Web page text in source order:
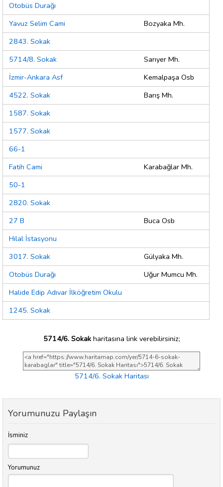
Otobüs Durağı
Yavuz Selim Cami
Bozyaka Mh.
2843. Sokak
5714/8. Sokak
Sarıyer Mh.
İzmir-Ankara Asf
Kemalpaşa Osb
4522. Sokak
Barış Mh.
1587. Sokak
1577. Sokak
66-1
Fatih Cami
Karabağlar Mh.
50-1
2820. Sokak
27 B
Buca Osb
Hilal İstasyonu
3017. Sokak
Gülyaka Mh.
Otobüs Durağı
Uğur Mumcu Mh.
Halide Edip Adıvar İlköğretim Okulu
1245. Sokak
5714/6. Sokakharitasına link verebilirsiniz;
5714/6. Sokak Haritası
Yorumunuzu Paylaşın
İsminiz
Yorumunuz